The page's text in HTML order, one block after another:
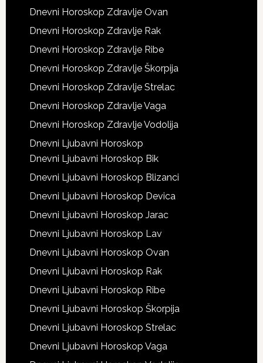
Dnevni Horoskop Zdravlje Ovan
Dnevni Horoskop Zdravlje Rak
Dnevni Horoskop Zdravlje Ribe
Dnevni Horoskop Zdravlje Škorpija
Dnevni Horoskop Zdravlje Strelac
Dnevni Horoskop Zdravlje Vaga
Dnevni Horoskop Zdravlje Vodolija
Dnevni Ljubavni Horoskop
Dnevni Ljubavni Horoskop Bik
Dnevni Ljubavni Horoskop Blizanci
Dnevni Ljubavni Horoskop Devica
Dnevni Ljubavni Horoskop Jarac
Dnevni Ljubavni Horoskop Lav
Dnevni Ljubavni Horoskop Ovan
Dnevni Ljubavni Horoskop Rak
Dnevni Ljubavni Horoskop Ribe
Dnevni Ljubavni Horoskop Škorpija
Dnevni Ljubavni Horoskop Strelac
Dnevni Ljubavni Horoskop Vaga